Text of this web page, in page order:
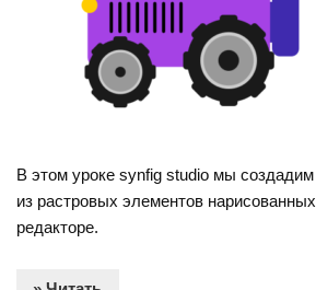
В этом уроке synfig studio мы
из растровых элементов
редакторе.